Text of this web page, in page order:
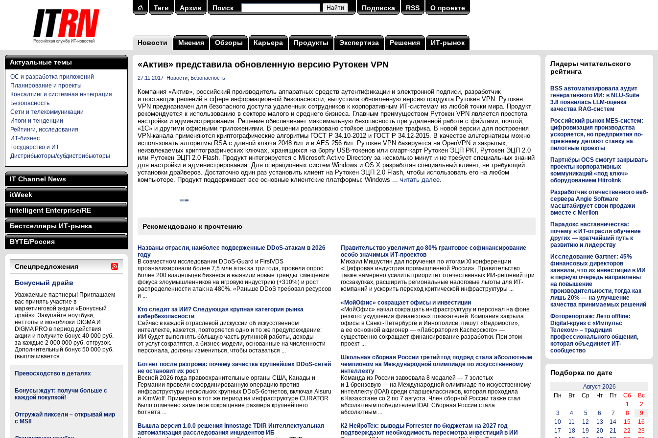
Теги Архив Поиск Подписка RSS О проекте
Новости Мнения Обзоры Карьера Продукты Экспертиза Решения ИТ-рынок
Актуальные темы
ОС и разработка приложений
Планирование и проекты
Консалтинг и системная интеграция
Безопасность
Сети и телекоммуникации
Итоги и тенденции
Рейтинги, исследования
ИТ-бизнес
Государство и ИТ
Дистрибьюторы/субдистрибьюторы
IT Channel News
itWeek
Intelligent Enterprise/RE
Бестселлеры ИТ-рынка
BYTE/Россия
Спецпредложения
Бонусный драйв
Уважаемые партнеры! Приглашаем
вас принять участие в
маркетинговой акции «Бонусный
драйв». Закупайте ноутбуки,
неттопы и моноблоки DIGMA И
DIGMA PRO в период действия
акции и получите бонус 40 000 руб.
за каждые 2 000 000 руб. отгрузок.
Дополнительный бонус 50 000 руб.
(выплачивается ...
Превосходство в деталях
Бонусы ждут: получи больше с
каждой покупкой!
Отгружай пиксели – открывай мир
с MSI!
«Актив» представила обновленную версию Рутокен VPN
27.11.2017 Новости Безопасность
Компания «Актив», российский производитель аппаратных средств аутентификации и электронной подписи, разработчик
и поставщик решений в сфере информационной безопасности, выпустила обновленную версию продукта Рутокен VPN. Рутокен
VPN предназначен для безопасного доступа удаленных сотрудников к корпоративным ИТ-системам из любой точки мира. Продукт
рекомендуется к использованию в секторе малого и среднего бизнеса. Главным преимуществом Рутокен VPN является простота
настройки и администрирования. Решение обеспечивает максимальную безопасность при удаленной работе с файлами, почтой,
«1С» и другими офисными приложениями. В решении реализовано стойкое шифрование трафика. В новой версии для построения
VPN-канала применяются криптографические алгоритмы ГОСТ Р 34.10-2012 и ГОСТ Р 34.12-2015. В качестве альтернативы можно
использовать алгоритмы RSA с длиной ключа 2048 бит и и AES 256 бит. Рутокен VPN базируется на OpenVPN и закрытых,
неизвлекаемых криптографических ключах, хранящихся на борту USB-токенов или смарт-карт Рутокен ЭЦП PKI, Рутокен ЭЦП 2.0
или Рутокен ЭЦП 2.0 Flash. Продукт интегрируется с Microsoft Active Directory за несколько минут и не требует специальных знаний
для настройки и администрирования. Для операционных систем Windows и OS X разработан специальный клиент, не требующий
установки драйверов. Достаточно один раз установить клиент на Рутокен ЭЦП 2.0 Flash, чтобы использовать его на любом
компьютере. Продукт поддерживает все основные клиентские платформы: Windows ... читать далее.
Рекомендовано к прочтению
Названы отрасли, наиболее подверженные DDoS-атакам в 2026
году
В совместном исследовании DDoS-Guard и FirstVDS
проанализировали более 7,5 млн атак за три года, провели опрос
более 200 владельцев бизнеса и выявили новые тренды: смещение
фокуса злоумышленников на игровую индустрию (+310%) и рост
распределенности атак на 480%. «Раньше DDoS требовал ресурсов
и ...
Кто следит за ИИ? Следующая крупная категория рынка
кибербезопасности
Сейчас в каждой отраслевой дискуссии об искусственном
интеллекте, кажется, повторяется одно и то же предупреждение:
ИИ будет выполнять бóльшую часть рутинной работы, доходы
от услуг сократятся, а бизнес-модели, основанные на численности
персонала, должны измениться, чтобы оставаться ...
Ботнет после разгрома: почему зачистка крупнейших DDoS-сетей
не остановит их рост
Весной 2026 года правоохранительные органы США, Канады и
Германии провели скоординированную операцию против
инфраструктуры нескольких крупных DDoS-ботнетов, включая Aisuru
и KimWolf. Примерно в тот же период на инфраструктуре CURATOR
было отмечено заметное сокращение размера крупнейшего
ботнета ...
Вышла версия 1.0.0 решения Innostage TDIR Интеллектуальная
автоматизация расследования инцидентов ИБ
Правительство увеличит до 80% грантовое софинансирование
особо значимых ИТ-проектов
Михаил Мишустин дал поручения по итогам XI конференции
«Цифровая индустрия промышленной России». Правительство
также намерено усилить приоритет отечественных ИИ-решений при
госзакупках, расширить региональные налоговые льготы для ИТ-
компаний и ускорить переход критической инфраструктуры ...
«МойОфис» сокращает офисы и инвестиции
«МойОфис» начал сокращать инфраструктуру и персонал на фоне
резкого ухудшения финансовых показателей. Компания закрыла
офисы в Санкт-Петербурге и Иннополисе, пишут «Ведомости»,
а ее основной акционер — «Лаборатория Касперского» —
существенно сокращает финансирование разработки. При этом
проект ...
Школьная сборная России третий год подряд стала абсолютным
чемпионом на Международной олимпиаде по искусственному
интеллекту
Команда из России завоевала 8 медалей — 7 золотых
и 1 бронзовую — на Международной олимпиаде по искусственному
интеллекту (IOAI) среди старшеклассников, которая проходила
в Казахстане со 2 по 7 августа. Член сборной России также стал
абсолютным победителем IOAI. Сборная России стала
абсолютным ...
К2 НейроТех: выводы Forrester по бюджетам на 2027 год
подтверждают необходимость пересмотра инвестиций в ИИ
Лидеры читательского
рейтинга
BSS автоматизировала аудит
генеративного ИИ: в NLU-Suite
3.8 появилась LLM-оценка
качества RAG-систем
Российский рынок MES-систем:
цифровизация производства
ускоряется, но предприятия по-
прежнему делают ставку на
пилотные проекты
Партнёры OCS смогут закрывать
проекты корпоративных
коммуникаций «под ключ»
оборудованием Hitrolink
Разработчик отечественного веб-
сервера Angie Software
масштабирует свои продажи
вместе с Merlion
Парадокс наставничества:
почему в ИТ-отрасли обучение
других — кратчайший путь к
развитию и лидерству
Исследование Gartner: 45%
финансовых директоров
заявили, что их инвестиции в ИИ
в первую очередь направлены
на повышение
производительности, тогда как
лишь 20% — на улучшение
качества принимаемых решений
Фоторепортаж: Лето offline:
Digital-круиз с «Импульс
Телеком» – традиция
профессионального общения,
которая объединяет ИТ-
сообщество
Подборка по дате
Август 2026
Пн
Вт Ср Чт Пт Сб
Вс
1
2
3
4 5 6 7 8
9
10
11 12 13 14 15
16
17
18 19 20 21 22
23